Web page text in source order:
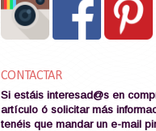
CONTACTAR
Si estáis interesad@s en
artículo ó solicitar más
tenéis que mandar un e-mail